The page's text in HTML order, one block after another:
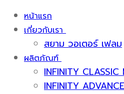
หน้าแรก
เกี่ยวกับเรา
สยาม วอเตอร์ เฟลม
ผลิตภัณฑ์
INFINITY CLASSIC
INFINITY